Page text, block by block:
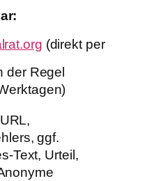
(direkt per
der Regel
ggf.
Text, Urteil,